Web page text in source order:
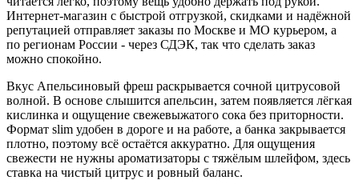
Интернет-магазин с быстрой отгрузкой, скидками и надёжной
репутацией отправляет заказы по Москве и МО курьером, а
по регионам России - через СДЭК, так что сделать заказ
можно спокойно.
Вкус Апельсиновый фреш раскрывается сочной цитрусовой
волной. В основе слышится апельсин, затем появляется лёгкая
кислинка и ощущение свежевыжатого сока без приторности.
Формат slim удобен в дороге и на работе, а банка закрывается
плотно, поэтому всё остаётся аккуратно. Для ощущения
свежести не нужны ароматизаторы с тяжёлым шлейфом, здесь
ставка на чистый цитрус и ровный баланс.